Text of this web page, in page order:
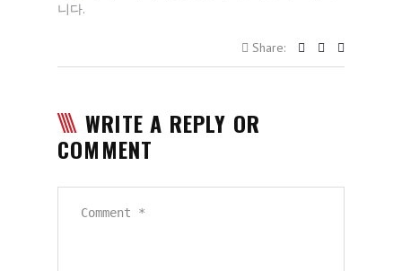
니다.
Share:
WRITE A REPLY OR
COMMENT